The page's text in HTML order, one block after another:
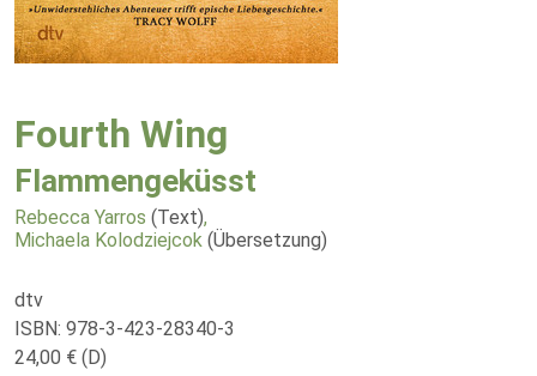
Fourth Wing
Flammengeküsst
Rebecca Yarros (Text),
Michaela Kolodziejcok (Übersetzung)
dtv
ISBN: 978-3-423-28340-3
24,00 € (D)